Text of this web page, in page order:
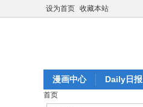
设为首页 收藏本站
漫画中心 Daily日报
首页